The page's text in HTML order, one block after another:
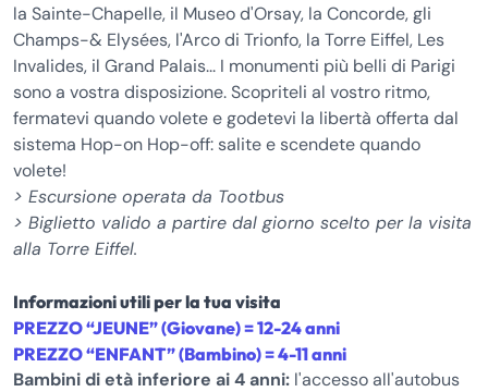
la Sainte-Chapelle, il Museo d'Orsay, la Concorde, gli
Champs-& Elysées, l'Arco di Trionfo, la Torre Eiffel, Les
Invalides, il Grand Palais... I monumenti più belli di Parigi
sono a vostra disposizione. Scopriteli al vostro ritmo,
fermatevi quando volete e godetevi la libertà offerta dal
sistema Hop-on Hop-off: salite e scendete quando
volete!
> Escursione operata da Tootbus
> Biglietto valido a partire dal giorno scelto per la visita
alla Torre Eiffel.
Informazioni utili per la tua visita
PREZZO “JEUNE” (Giovane) = 12-24 anni
PREZZO “ENFANT” (Bambino) = 4-11 anni
Bambini di età inferiore ai 4 anni: l'accesso all'autobus